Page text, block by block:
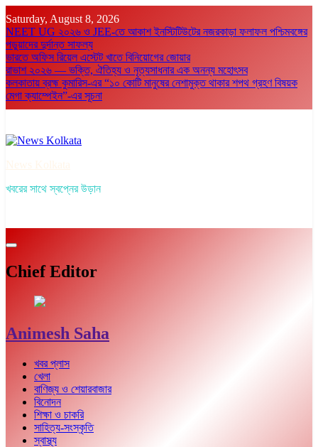
to
content
Saturday, August 8, 2026
NEET UG ২০২৬ ও JEE-তে আকাশ ইনস্টিটিউটের নজরকাড়া ফলাফল পশ্চিমবঙ্গের
পড়ুয়াদের দুর্দান্ত সাফল্য
ভারতে অফিস রিয়েল এস্টেট খাতে বিনিয়োগের জোয়ার
রাভাশ ২০২৬ — ভক্তি, ঐতিহ্য ও নৃত্যসাধনার এক অনন্য মহোৎসব
কলকাতায় ব্রহ্ম কুমারিস-এর “১০ কোটি মানুষের নেশামুক্ত থাকার শপথ গ্রহণ বিষয়ক
মেগা ক্যাম্পেইন”-এর সূচনা
খবরের সাথে স্বপ্নের উড়ান
Chief Editor
Animesh Saha
খবর প্লাস
খেলা
বাণিজ্য ও শেয়ারবাজার
বিনোদন
শিক্ষা ও চাকরি
সাহিত্য-সংস্কৃতি
স্বাস্থ্য